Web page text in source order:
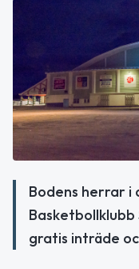
Bodens herrar i
Basketbollklubb
gratis inträde